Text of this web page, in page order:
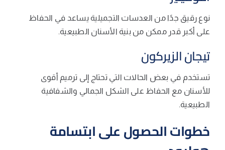
نوع رقيق جدًا من العدسات التجميلية يساعد في الحفاظ
على أكبر قدر ممكن من بنية الأسنان الطبيعية.
تيجان الزيركون
تستخدم في بعض الحالات التي تحتاج إلى ترميم أقوى
للأسنان مع الحفاظ على الشكل الجمالي والشفافية
الطبيعية.
خطوات الحصول على ابتسامة